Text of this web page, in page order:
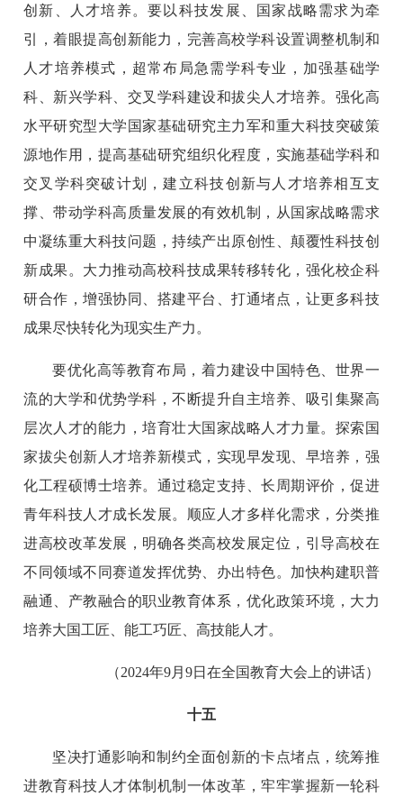
创新、人才培养。要以科技发展、国家战略需求为牵
引，着眼提高创新能力，完善高校学科设置调整机制和
人才培养模式，超常布局急需学科专业，加强基础学
科、新兴学科、交叉学科建设和拔尖人才培养。强化高
水平研究型大学国家基础研究主力军和重大科技突破策
源地作用，提高基础研究组织化程度，实施基础学科和
交叉学科突破计划，建立科技创新与人才培养相互支
撑、带动学科高质量发展的有效机制，从国家战略需求
中凝练重大科技问题，持续产出原创性、颠覆性科技创
新成果。大力推动高校科技成果转移转化，强化校企科
研合作，增强协同、搭建平台、打通堵点，让更多科技
成果尽快转化为现实生产力。
要优化高等教育布局，着力建设中国特色、世界一
流的大学和优势学科，不断提升自主培养、吸引集聚高
层次人才的能力，培育壮大国家战略人才力量。探索国
家拔尖创新人才培养新模式，实现早发现、早培养，强
化工程硕博士培养。通过稳定支持、长周期评价，促进
青年科技人才成长发展。顺应人才多样化需求，分类推
进高校改革发展，明确各类高校发展定位，引导高校在
不同领域不同赛道发挥优势、办出特色。加快构建职普
融通、产教融合的职业教育体系，优化政策环境，大力
培养大国工匠、能工巧匠、高技能人才。
（2024年9月9日在全国教育大会上的讲话）
十五
坚决打通影响和制约全面创新的卡点堵点，统筹推
进教育科技人才体制机制一体改革，牢牢掌握新一轮科